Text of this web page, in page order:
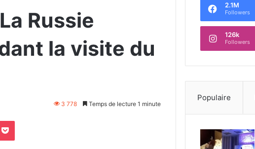
Russie
la visite du
3 778 Temps de lecture 1 minute
Pocket
2.1M
Followers
126k
Followers
Populaire